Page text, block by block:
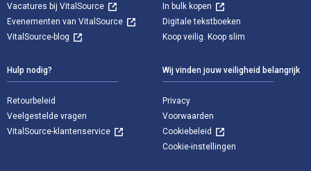
Vacatures bij VitalSource
Evenementen van VitalSource
VitalSource-blog
In bulk kopen
Digitale tekstboeken
Koop veilig. Koop slim
Hulp nodig?
Retourbeleid
Veelgestelde vragen
VitalSource-klantenservice
Wij vinden jouw veiligheid belangrijk
Privacy
Voorwaarden
Cookiebeleid
Cookie-instellingen